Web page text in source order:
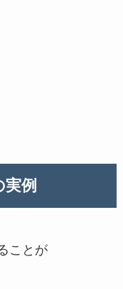
例
ことが